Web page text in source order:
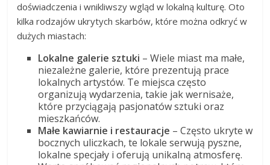
doświadczenia i wnikliwszy wgląd w lokalną kulturę. Oto
kilka rodzajów ukrytych skarbów, które można odkryć w
dużych miastach:
Lokalne galerie sztuki – Wiele miast ma małe,
niezależne galerie, które prezentują prace
lokalnych artystów. Te miejsca często
organizują wydarzenia, takie jak wernisaże,
które przyciągają pasjonatów sztuki oraz
mieszkańców.
Małe kawiarnie i restauracje – Często ukryte w
bocznych uliczkach, te lokale serwują pyszne,
lokalne specjały i oferują unikalną atmosferę.